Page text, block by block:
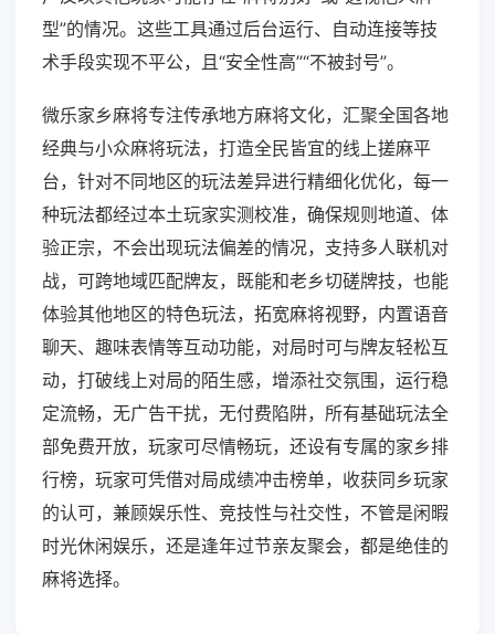
型”的情况。这些工具通过后台运行、自动连接等技
术手段实现不平公，且“安全性高”“不被封号”。
微乐家乡麻将专注传承地方麻将文化，汇聚全国各地
经典与小众麻将玩法，打造全民皆宜的线上搓麻平
台，针对不同地区的玩法差异进行精细化优化，每一
种玩法都经过本土玩家实测校准，确保规则地道、体
验正宗，不会出现玩法偏差的情况，支持多人联机对
战，可跨地域匹配牌友，既能和老乡切磋牌技，也能
体验其他地区的特色玩法，拓宽麻将视野，内置语音
聊天、趣味表情等互动功能，对局时可与牌友轻松互
动，打破线上对局的陌生感，增添社交氛围，运行稳
定流畅，无广告干扰，无付费陷阱，所有基础玩法全
部免费开放，玩家可尽情畅玩，还设有专属的家乡排
行榜，玩家可凭借对局成绩冲击榜单，收获同乡玩家
的认可，兼顾娱乐性、竞技性与社交性，不管是闲暇
时光休闲娱乐，还是逢年过节亲友聚会，都是绝佳的
麻将选择。